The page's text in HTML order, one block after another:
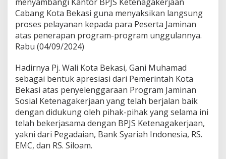
4
,
P
a
l
i
K
o
t
a
B
Cabang Kota Bekasi guna menyaksikan langsung
proses pelayanan kepada para Peserta Jaminan
atas penerapan program-program unggulannya.
Rabu (04/09/2024)
Hadirnya Pj. Wali Kota Bekasi, Gani Muhamad
sebagai bentuk apresiasi dari Pemerintah Kota
Bekasi atas penyelenggaraan Program Jaminan
Sosial Ketenagakerjaan yang telah berjalan baik
dengan didukung oleh pihak-pihak yang selama ini
telah bekerjasama dengan BPJS Ketenagakerjaan,
yakni dari Pegadaian, Bank Syariah Indonesia, RS.
EMC, dan RS. Siloam.